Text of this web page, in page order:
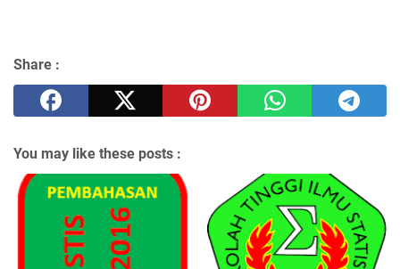
Share :
You may like these posts :